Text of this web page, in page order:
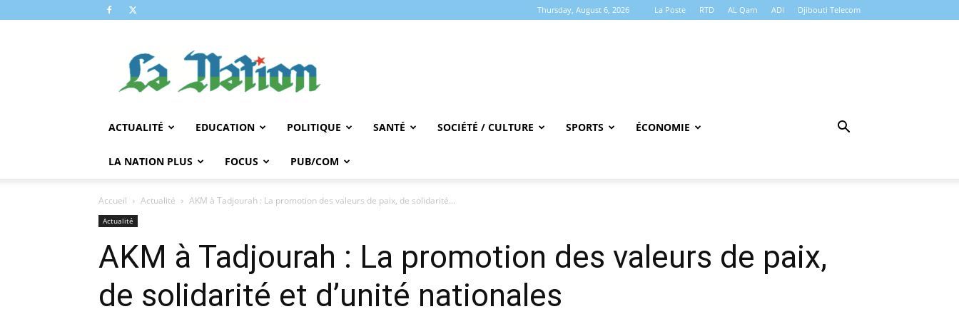
Thursday, August 6, 2026 La Poste RTD AL Qarn ADI Djibouti Telecom
NATION
ACTUALITÉ EDUCATION POLITIQUE SANTÉ SOCIÉTÉ / CULTURE SPORTS ÉCONOMIE
LA NATION PLUS FOCUS PUB/COM
Accueil Actualité AKM à Tadjourah : La promotion des valeurs de paix, de solidarité...
Actualité
AKM à Tadjourah : La promotion des valeurs de paix,
de solidarité et d’unité nationales